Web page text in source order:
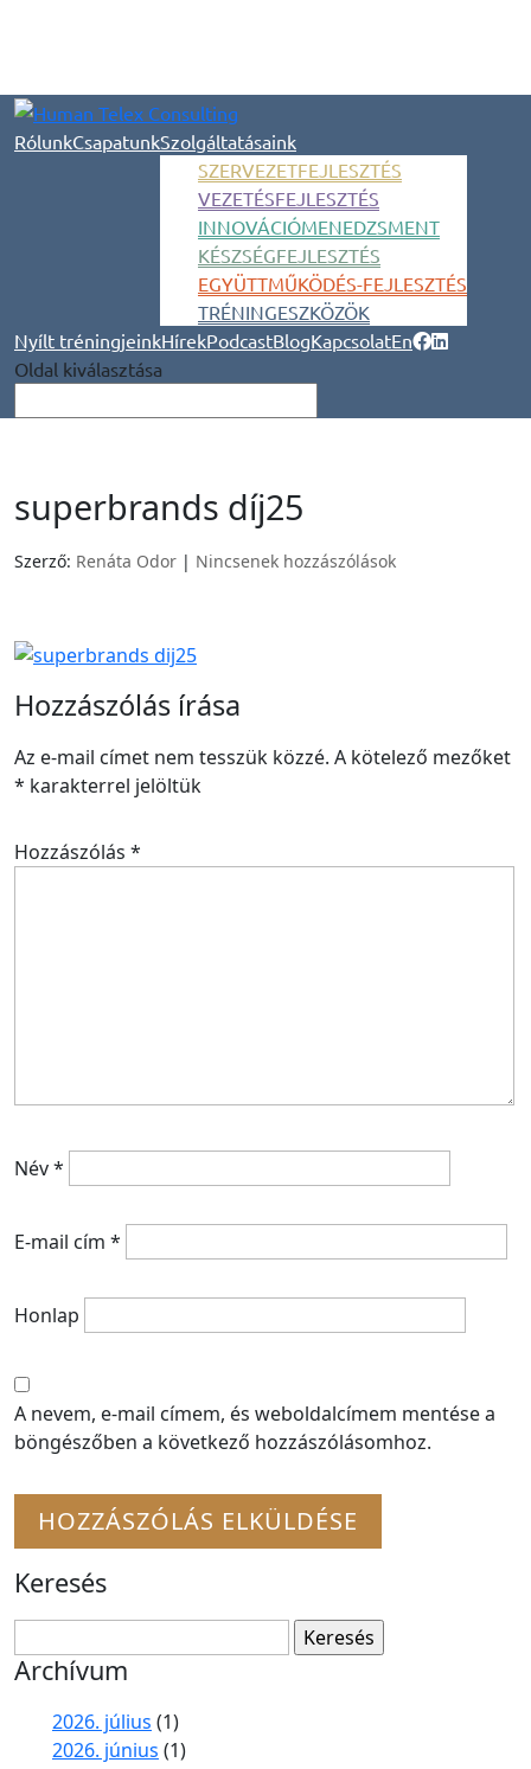
RólunkCsapatunkSzolgáltatásaink
SZERVEZETFEJLESZTÉS
VEZETÉSFEJLESZTÉS
INNOVÁCIÓMENEDZSMENT
KÉSZSÉGFEJLESZTÉS
EGYÜTTMŰKÖDÉS-FEJLESZTÉS
TRÉNINGESZKÖZÖK
Nyílt tréningjeinkHírekPodcastBlogKapcsolatEn
Oldal kiválasztása
superbrands díj25
Szerző: Renáta Odor | Nincsenek hozzászólások
Hozzászólás írása
Az e-mail címet nem tesszük közzé. A kötelező mezőket
* karakterrel jelöltük
Hozzászólás *
Név*
E-mail cím *
Honlap
A nevem, e-mail címem, és weboldalcímem mentése a
böngészőben a következő hozzászólásomhoz.
Keresés
Archívum
2026. július (1)
2026. június (1)